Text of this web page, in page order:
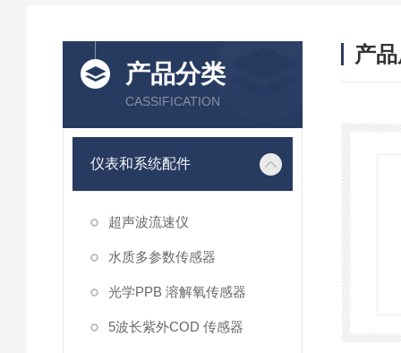
产品分类
CASSIFICATION
仪表和系统配件
超声波流速仪
水质多参数传感器
光学PPB 溶解氧传感器
5波长紫外COD 传感器
产